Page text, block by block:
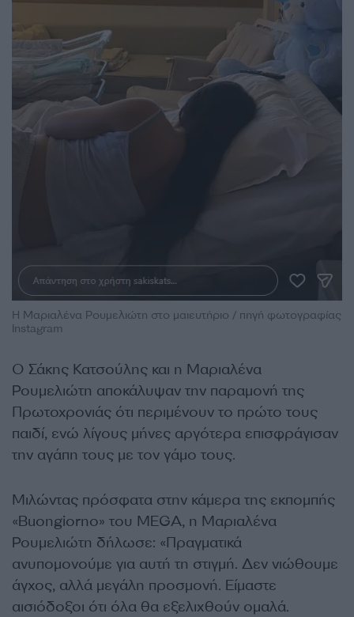
Η Μαριαλένα Ρουμελιώτη στο μαιευτήριο / πηγή φωτογραφίας
Instagram
Ο Σάκης Κατσούλης και η Μαριαλένα
Ρουμελιώτη αποκάλυψαν την παραμονή της
Πρωτοχρονιάς ότι περιμένουν το πρώτο τους
παιδί, ενώ λίγους μήνες αργότερα επισφράγισαν
την αγάπη τους με τον γάμο τους.
Μιλώντας πρόσφατα στην κάμερα της εκπομπής
«Buongiorno» του MEGA, η Μαριαλένα
Ρουμελιώτη δήλωσε: «Πραγματικά
ανυπομονούμε για αυτή τη στιγμή. Δεν νιώθουμε
άγχος, αλλά μεγάλη προσμονή. Είμαστε
αισιόδοξοι ότι όλα θα εξελιχθούν ομαλά.